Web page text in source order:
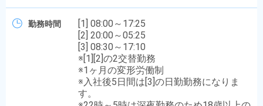
勤務時間
[1] 08:00～17:25
[2] 20:00～05:25
[3] 08:30～17:10
※[1][2]の2交替勤務
※1ヶ月の変形労働制
※入社後5日間は[3]の日勤勤務になりま
す。